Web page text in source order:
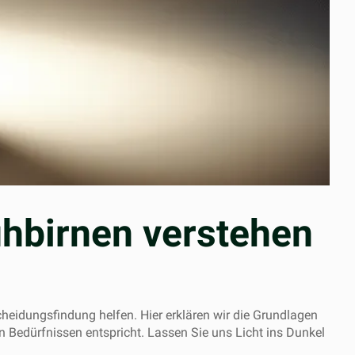
verstehen
helfen. Hier erklären wir die Grundlagen
Bedürfnissen entspricht. Lassen Sie uns Licht ins Dunkel